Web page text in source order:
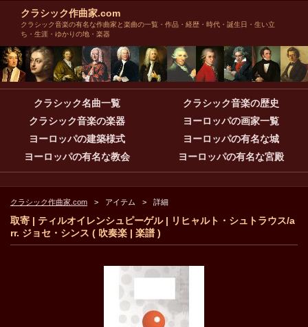
クラシック作曲家.com
クラシック音楽の有名な作曲家と楽曲の一覧・作品・経歴・時代・誕生日・生い立
ち・生涯・ゆかりの地・楽器
クラシック名曲一覧
クラシック音楽の歴史
クラシック音楽の楽器
ヨーロッパの画家一覧
ヨーロッパの建築様式
ヨーロッパの有名な城
ヨーロッパの有名な教会
ヨーロッパの有名な宮殿
クラシック作曲家.com アイテム 詳細
取寄 | ティルオイレンシュピーゲル | リヒャルト・シュトラウス/a
rr. ジョセ・シンス ( 吹奏楽 | 楽譜 )